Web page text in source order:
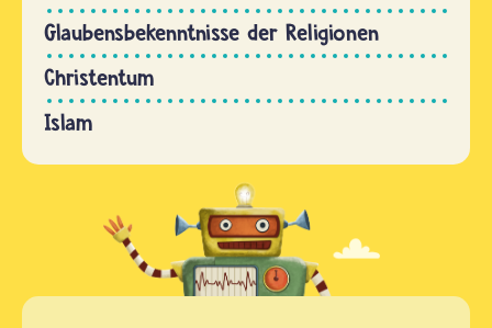
Glaubensbekenntnisse der Religionen
Christentum
Islam